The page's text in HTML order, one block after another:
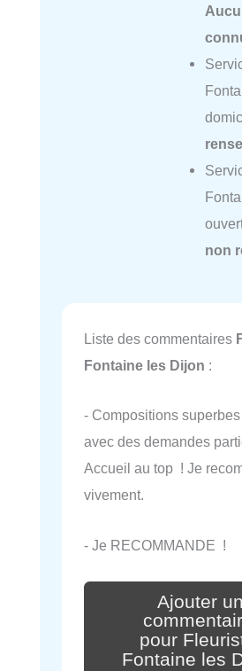
non
Liste des commentaires
Fontaine les Dijon :
- Compositions
avec des demandes
Accueil au top ! Je
vivement.
- Je RECOMMANDE !
Ajouter un
pour
Fontaine les